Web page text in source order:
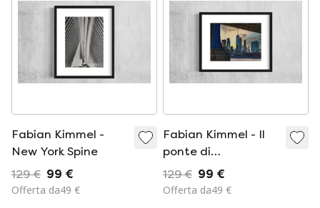
Fabian Kimmel -
New York Spine
129 € 99 €
Offerta da49 €
Fabian Kimmel - Il
ponte di
Manhattan verso un
mondo unico
129 € 99 €
Offerta da49 €